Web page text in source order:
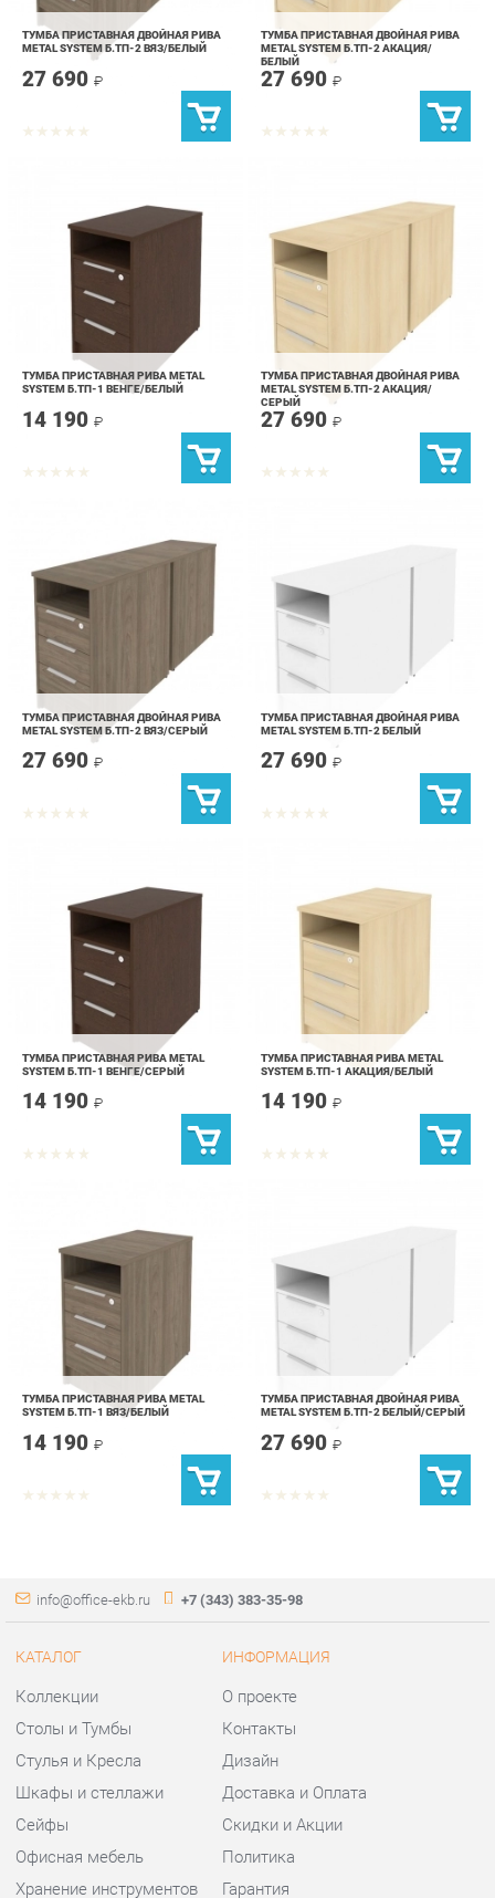
27 690₽ 27 690₽
ТУМБА ПРИСТАВНАЯ РИВА METAL
14 190
ТУМБА ПРИСТАВНАЯ ДВОЙНАЯ РИВА
METAL SYSTEM Б.ТП-2 АКАЦИЯ/
СЕРЫЙ
27 690₽
ТУМБА ПРИСТАВНАЯ ДВОЙНАЯ РИВА
METAL SYSTEM Б.ТП-2 ВЯЗ/СЕРЫЙ
27 690
ТУМБА ПРИСТАВНАЯ ДВОЙНАЯ РИВА
METAL SYSTEM Б.ТП-2 БЕЛЫЙ
27 690
ТУМБА ПРИСТАВНАЯ РИВА METAL
SYSTEM Б.ТП-1 ВЕНГЕ/СЕРЫЙ
14 190
ТУМБА ПРИСТАВНАЯ РИВА METAL
SYSTEM Б.ТП-1 АКАЦИЯ/БЕЛЫЙ
14 190
ТУМБА ПРИСТАВНАЯ РИВА METAL
SYSTEM Б.ТП-1 ВЯЗ/БЕЛЫЙ
14 190₽
ТУМБА ПРИСТАВНАЯ ДВОЙНАЯ РИВА
METAL SYSTEM Б.ТП-2 БЕЛЫЙ/СЕРЫЙ
27 690
+7 (343) 383-35-98
Столы и Тумбы
Стулья и Кресла
Шкафы и стеллажи
Сейфы
Офисная мебель
Хранение инструментов
Контакты
Дизайн
Доставка и Оплата
Скидки и Акции
Политика
Гарантия
ГОРОДА